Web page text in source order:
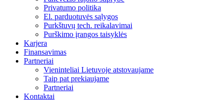
Privatumo politika
El. parduotuvės sąlygos
Purkštuvų tech. reikalavimai
Purškimo įrangos taisyklės
Karjera
Finansavimas
Partneriai
Vieninteliai Lietuvoje atstovaujame
Taip pat prekiaujame
Partneriai
Kontaktai